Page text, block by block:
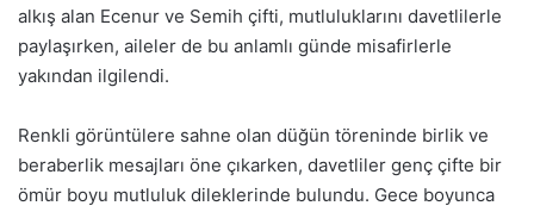
alkış alan Ecenur ve Semih çifti, mutluluklarını davetlilerle
paylaşırken, aileler de bu anlamlı günde misafirlerle
yakından ilgilendi.
Renkli görüntülere sahne olan düğün töreninde birlik ve
beraberlik mesajları öne çıkarken, davetliler genç çifte bir
ömür boyu mutluluk dileklerinde bulundu. Gece boyunca